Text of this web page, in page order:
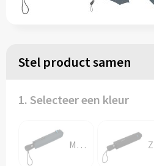
Stel product samen
1. Selecteer een kleur
Marine blauw